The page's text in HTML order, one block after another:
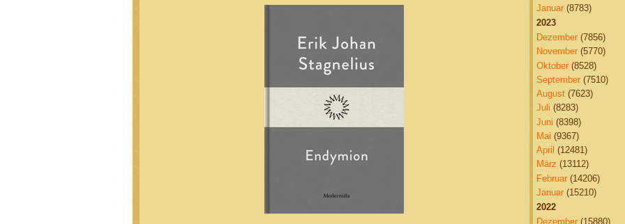
Januar(8783)
2023
Dezember(7856)
November(5770)
Oktober(8528)
September(7510)
August(7623)
Juli (8283)
Juni (8398)
Mai (9367)
April (12481)
März (13112)
Februar(14206)
Januar(15210)
2022
Dezember(15880)